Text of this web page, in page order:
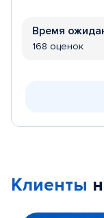
Время
168 оценок
Клиенты